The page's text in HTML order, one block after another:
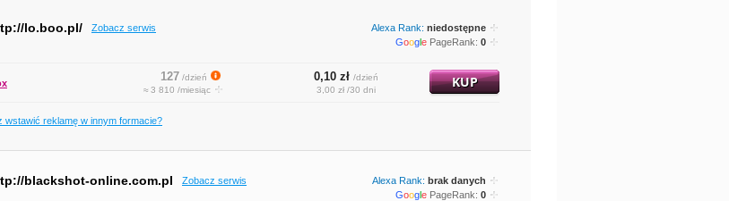
lo.boo.pl/ Zobacz serwis Alexa Rank: niedostępne
Google PageRank: 0
127 /dzień
≈ 3 810 /miesiąc
0,10 zł /dzień
3,00 zł /30 dni
KUP
wstawić reklamę w innym formacie?
blackshot-online.com.pl Zobacz serwis Alexa Rank: brak danych
Google PageRank: 0